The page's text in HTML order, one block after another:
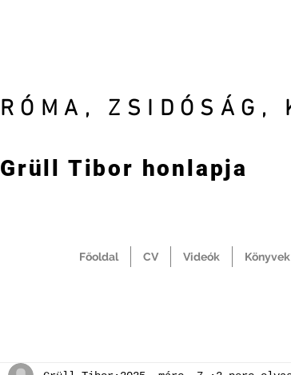
RÓMA, ZSIDÓSÁG,
Grüll Tibor honlapja
Főoldal CV Videók Könyvek